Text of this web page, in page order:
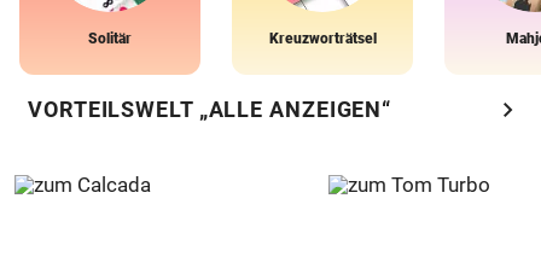
Solitär Kreuzworträtsel
VORTEILSWELT „ALLE ANZEIGEN“ chevron_right